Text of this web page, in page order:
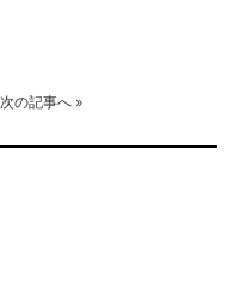
次の記事へ»